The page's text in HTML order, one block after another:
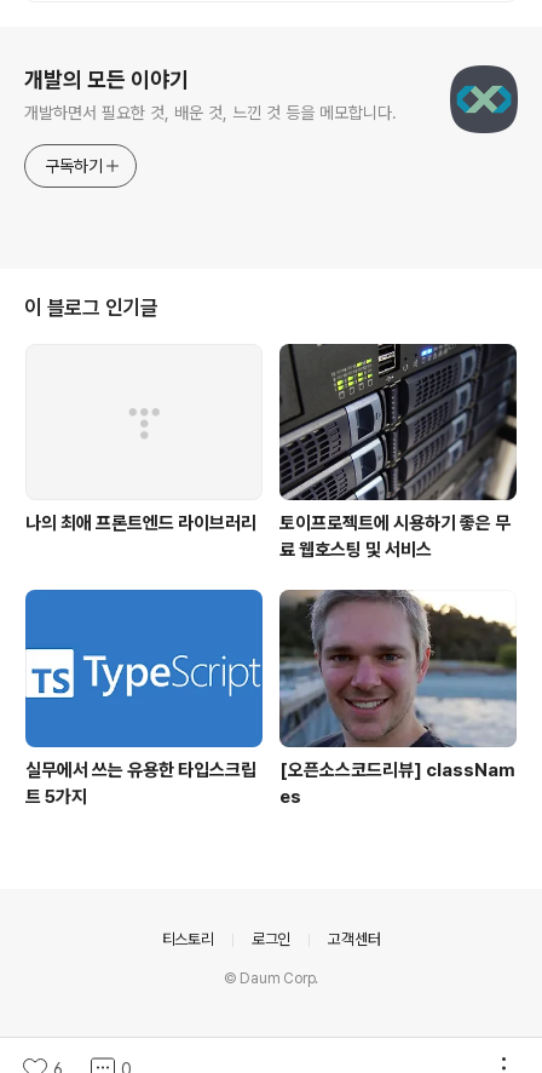
개발의 모든 이야기
개발하면서 필요한 것, 배운 것, 느낀 것 등을 메모합니다.
구독하기
이 블로그 인기글
나의 최애 프론트엔드 라이브러리
토이프로젝트에 시용하기 좋은 무
료 웹호스팅 및 서비스
실무에서 쓰는 유용한 타입스크립
트 5가지
[오픈소스코드리뷰] classNam
es
티스토리 로그인 고객센터
© Daum Corp.